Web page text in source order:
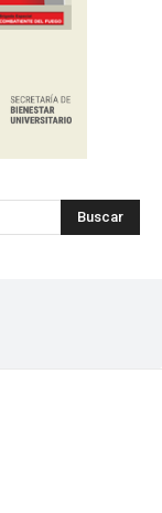
Buscar